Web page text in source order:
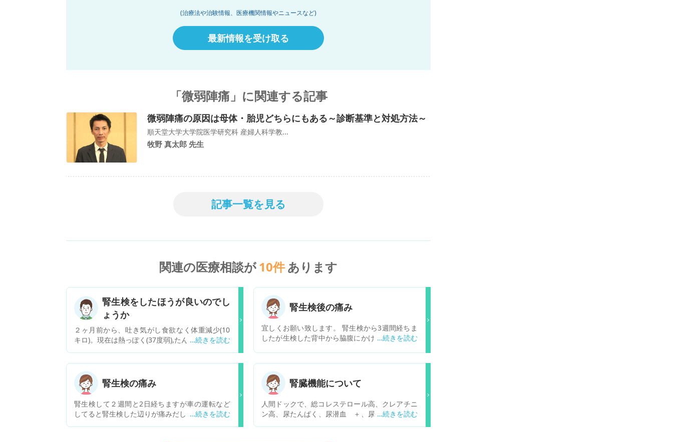
(治療法や治験情報、医療機関情報やニュースなど)
最新情報を受け取る
「微弱陣痛」に関連する記事
微弱陣痛の原因は母体・胎児どちらにもある～診断基準と対処方法～
順天堂大学大学院医学研究科 産婦人科学教...
牧野 真太郎 先生
記事一覧を見る
関連の医療相談が10件あります
腎生検をしたほうが良いのでし
ょうか
２ヶ月前から、吐き気がし食欲なく体重減少(10
キロ)。現在は熱っぽく(37度弱),たんがよく出て食
し急性進行生腎炎でということでCTやMRI等で原
因探したがわからず、最初年齢危険度(78歳)から
あり得ないと言われていた腎生検をすると言われ
ました。100のうち10位しか腎臓が機能してない
らしく(✳︎)、急ぐということなのですが、これ以
外の方法やまたこれで良いのか悩んでます。 ✳︎ B
UN77 クレアチニン5 eGFR9と非常に高い
腎生検後の痛み
宜しくお願い致します。 腎生検から3週間経ちま
したが生検した背中から脇腹にかけての痛みが未
ら痛みは取れるのでしょうか？ 少し安静にした方
が良いのでしょうか？ 走ったりジャンプしたりす
ると生検した側だけ水が入ったシリコンをキャチ
ボールしてるようなポチャポチャした感じもまだ
あります。
腎生検の痛み
腎生検して２週間と2日経ちますが車の運転など
してると腎生検した辺りが痛みだします。 短時間
腎臓機能について
人間ドックで、総コレステロール高、クレアチニ
ン高、尿たんぱく、尿潜血 ＋、尿比重高、封入